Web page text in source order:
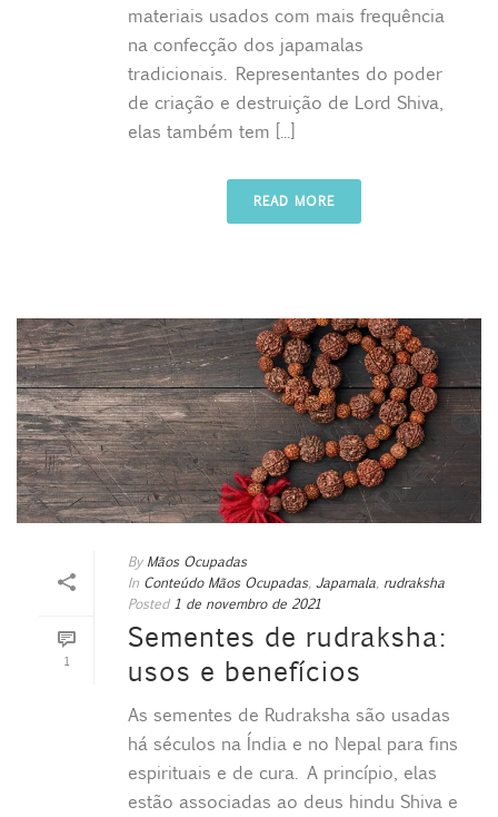
materiais usados com mais frequência
na confecção dos japamalas
tradicionais. Representantes do poder
de criação e destruição de Lord Shiva,
elas também tem [...]
READ MORE
1
By Mãos Ocupadas
In Conteúdo Mãos Ocupadas, Japamala, rudraksha
Posted 1 de novembro de 2021
Sementes de rudraksha:
usos e benefícios
As sementes de Rudraksha são usadas
há séculos na Índia e no Nepal para fins
espirituais e de cura. A princípio, elas
estão associadas ao deus hindu Shiva e